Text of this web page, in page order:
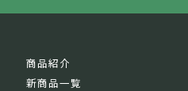
商品紹介
新商品一覧